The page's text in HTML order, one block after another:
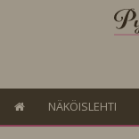
NÄKÖISLEHTI